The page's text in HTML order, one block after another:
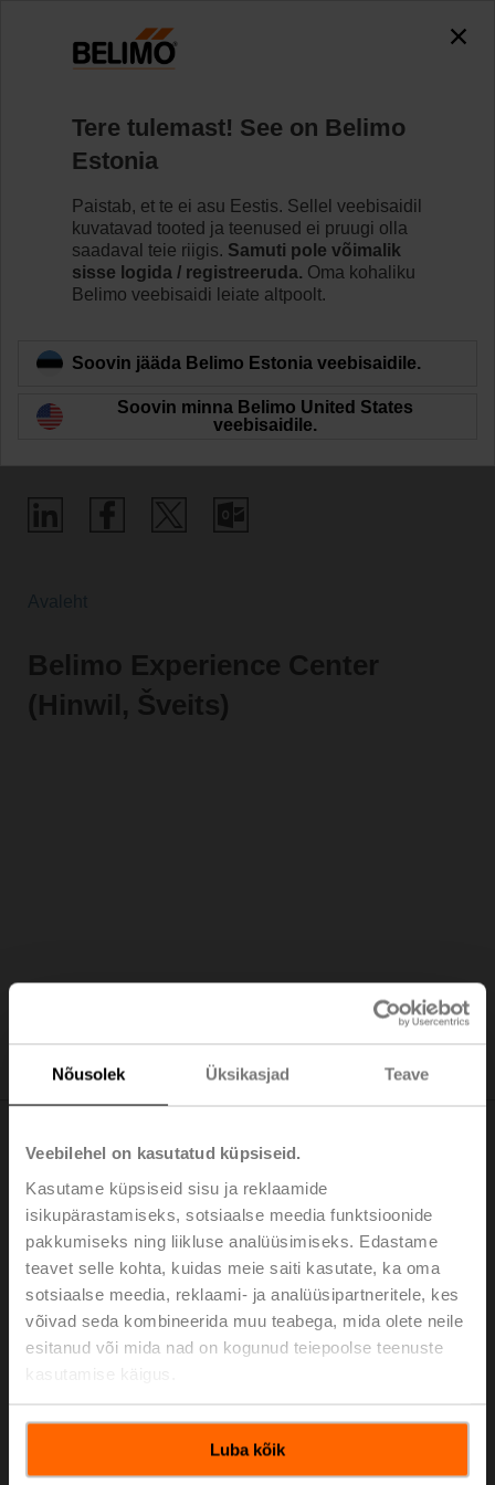
Nõusolek Üksikasjad Teave
Veebilehel on kasutatud küpsiseid.
Kasutame küpsiseid sisu ja reklaamide
isikupärastamiseks, sotsiaalse meedia funktsioonide
pakkumiseks ning liikluse analüüsimiseks. Edastame
teavet selle kohta, kuidas meie saiti kasutate, ka oma
sotsiaalse meedia, reklaami- ja analüüsipartneritele, kes
võivad seda kombineerida muu teabega, mida olete neile
esitanud või mida nad on kogunud teiepoolse teenuste
Luba kõik
Meie oleme HVAC
Belimo Experience Center
(Hinwil, Šveits)
Tere tulemast! See on Belimo
Estonia
Paistab, et te ei asu Eestis. Sellel veebisaidil
kuvatavad tooted ja teenused ei pruugi olla
saadaval teie riigis. Samuti pole võimalik
sisse logida / registreeruda. Oma kohaliku
Belimo veebisaidi leiate altpoolt.
Soovin jääda Belimo Estonia veebisaidile.
Soovin minna Belimo United States
veebisaidile.